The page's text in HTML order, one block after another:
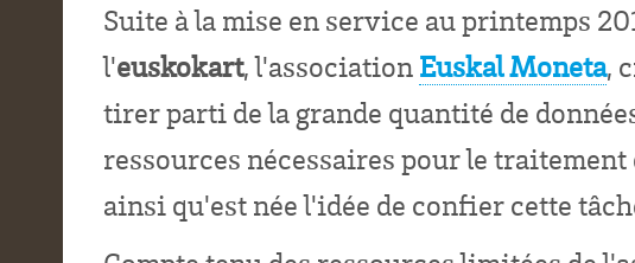
Suite à la mise en service au printemps
l'euskokart, l'association Euskal Moneta,
tirer parti de la grande quantité de
ressources nécessaires pour le
ainsi qu'est née l'idée de confier cette